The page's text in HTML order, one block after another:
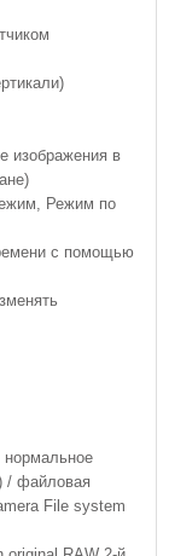
изображения в
Режим по
с помощью
нормальное
/ файловая
File system